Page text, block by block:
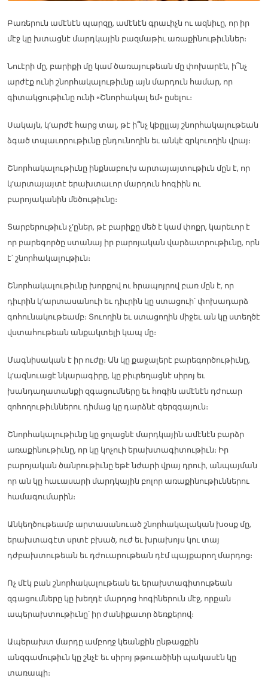
Բառերուն ամէնէն պարզը, ամէնէն գրաւիչն ու ազնիւը, որ իր
մէջ կը խտացնէ մարդկային բազմաթիւ առաքինութիւններ։
Նուէրի մը, բարիքի մը կամ ծառայութեան մը փոխարէն, ի՞նչ
արժէք ունի շնորհակալութիւնը այն մարդուն համար, որ
գիտակցութիւնը ունի «Շնորհակալ եմ» ըսելու։
Սակայն, կ’արժէ հարց տալ, թէ ի՞նչ կþըլլայ շնորհակալութեան
ձգած տպաւորութիւնը ընդունողին եւ անկէ զրկուողին վրայ։
Շնորհակալութիւնը ինքնաբուխ արտայայտութիւն մըն է, որ
կ’արտայայտէ երախտաւոր մարդուն հոգիին ու
բարոյականին մեծութիւնը։
Տարբերութիւն չ’ըներ, թէ բարիքը մեծ է կամ փոքր, կարեւոր է
որ բարեգործը ստանայ իր բարոյական վարձատրութիւնը, որն
է՝ շնորհակալութիւն։
Շնորհակալութիւնը խորքով ու հրապոյրով բառ մըն է, որ
դիւրին կ’արտասանուի եւ դիւրին կը ստացուի՝ փոխադարձ
գոհունակութեամբ։ Տուողին եւ ստացողին միջեւ ան կը ստեղծէ
վստահութեան անքակտելի կապ մը։
Մագնիսական է իր ուժը։ Ան կը քաջալերէ բարեգործութիւնը,
կ’ազնուացէ նկարագիրը, կը բիւրեղացնէ սիրոյ եւ
խանդաղատանքի զգացումները եւ հոգին ամէնէն դժուար
զոհողութիւններու դիմաց կը դարձնէ գերզգայուն։
Շնորհակալութիւնը կը ցոլացնէ մարդկային ամէնէն բարձր
առաքինութիւնը, որ կը կոչուի երախտագիտութիւն։ Իր
բարոյական ծանրութիւնը եթէ նժարի վրայ դրուի, անպայման
որ ան կը հաւասարի մարդկային բոլոր առաքինութիւններու
համագումարին։
Անկեղծութեամբ արտասանուած շնորհակալական խօսք մը,
երախտագէտ սրտէ բխած, ուժ եւ խրախոյս կու տայ
դժբախտութեան եւ դժուարութեան դէմ պայքարող մարդոց։
Ոչ մէկ բան շնորհակալութեան եւ երախտագիտութեան
զգացումները կը խեղդէ մարդոց հոգիներուն մէջ, որքան
ապերախտութիւնը՝ իր ժանիքաւոր ձեռքերով։
Ապերախտ մարդը ամբողջ կեանքին ընթացքին
անզգամութիւն կը շնչէ եւ սիրոյ թթուածինի պակասէն կը
տառապի։